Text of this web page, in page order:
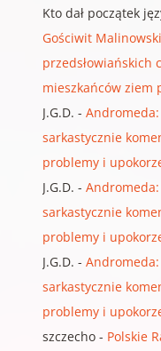
Kto dał początek
Gościwit
przedsłowiańskich
mieszkańców ziem
J.G.D. -
sarkastycznie
problemy i
J.G.D. -
sarkastycznie
problemy i
J.G.D. -
sarkastycznie
problemy i
szczecho- Polskie